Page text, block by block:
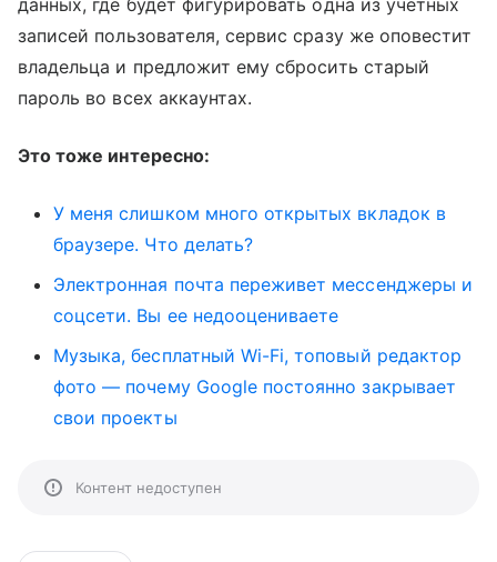
записей пользователя, сервис сразу же оповестит
владельца и предложит ему сбросить старый
пароль во всех аккаунтах.
Это тоже интересно:
У меня слишком много открытых вкладок в
браузере. Что делать?
Электронная почта переживет мессенджеры и
соцсети. Вы ее недооцениваете
Музыка, бесплатный Wi-Fi, топовый редактор
фото — почему Google постоянно закрывает
свои проекты
Контент недоступен